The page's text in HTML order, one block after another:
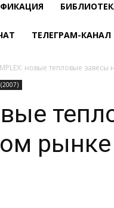
ТЕЛЕГРАМ-КАНАЛ
новые тепловые
рынке